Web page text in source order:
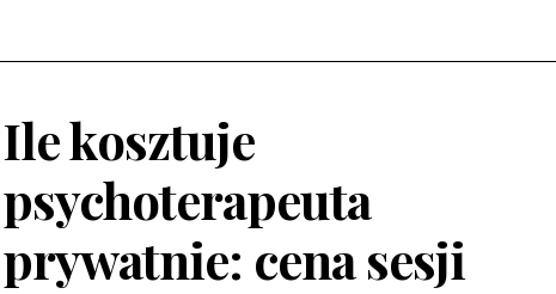
Ile kosztuje
psychoterapeuta
prywatnie: cena sesji